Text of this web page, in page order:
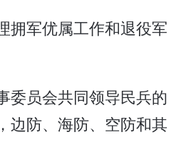
拥军优属工作和退役军
委员会共同领导民兵的
边防、海防、空防和其